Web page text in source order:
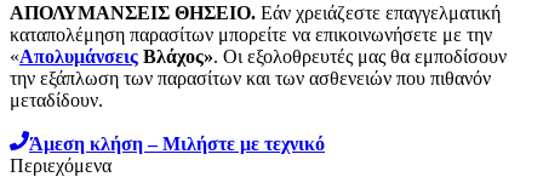
ΑΠΟΛΥΜΑΝΣΕΙΣ ΘΗΣΕΙΟ. Εάν χρειάζεστε επαγγελματική
καταπολέμηση παρασίτων μπορείτε να επικοινωνήσετε με την
«Απολυμάνσεις Βλάχος». Οι εξολοθρευτές μας θα εμποδίσουν
την εξάπλωση των παρασίτων και των ασθενειών που πιθανόν
μεταδίδουν.
Άμεση κλήση – Μιλήστε με τεχνικό
Περιεχόμενα